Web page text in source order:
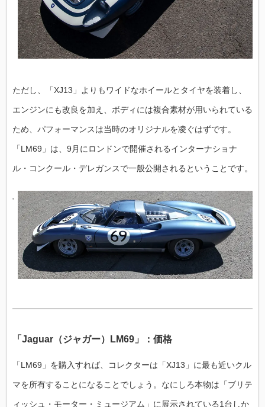
ただし、「XJ13」よりもワイドなホイールとタイヤを装着し、
エンジンにも改良を加え、ボディには複合素材が用いられている
ため、パフォーマンスは当時のオリジナルを凌ぐはずです。
「LM69」は、9月にロンドンで開催されるインターナショナ
ル・コンクール・デレガンスで一般公開されるということです。
「Jaguar（ジャガー）LM69」：価格
「LM69」を購入すれば、コレクターは「XJ13」に最も近いクル
マを所有することになることでしょう。なにしろ本物は「ブリテ
ィッシュ・モーター・ミュージアム」に展示されている1台しか